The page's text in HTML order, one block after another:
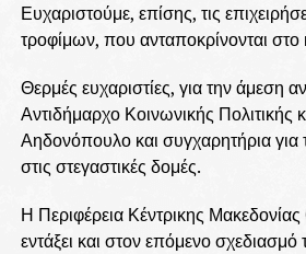
Ευχαριστούμε, επίσης, τις
τροφίμων, που ανταποκρίνονται
Θερμές ευχαριστίες, για την άμεση
Αντιδήμαρχο Κοινωνικής Πολιτικής
Αηδονόπουλο και συγχαρητήρια για
στις στεγαστικές δομές.
Η Περιφέρεια Κέντρικης
εντάξει και στον επόμενο